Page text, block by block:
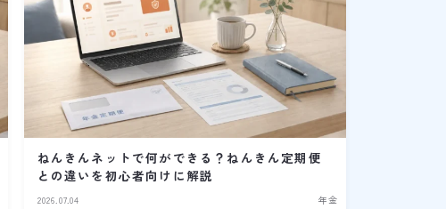
ねんきんネットで何ができる？ねんきん定期便
との違いを初心者向けに解説
2026.07.04 年金